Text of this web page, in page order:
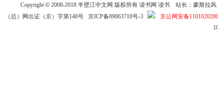
Copyright © 2008-2018半壁江中文网 版权所有读书网 读书
站长：豪斯拉风
（总）网出证（京）字第140号 京ICP备09063710号-3
京公网安备